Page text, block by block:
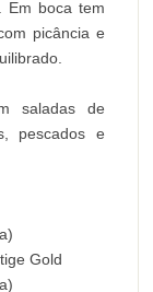
Em boca tem
picância e
saladas de
pescados e
Gold